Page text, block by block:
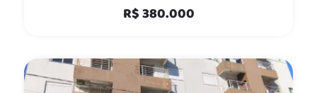
R$ 380.000